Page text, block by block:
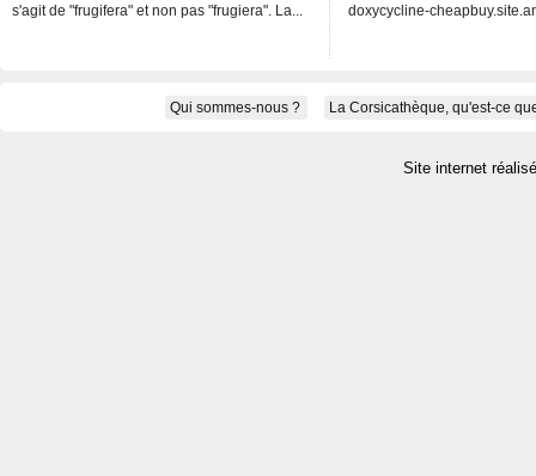
s'agit de "frugifera" et non pas "frugiera". La...
doxycycline-
Qui sommes-nous ? La Corsicathèque, qu'est-ce
Site internet